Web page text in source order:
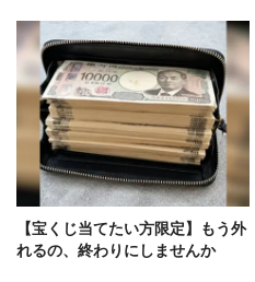
【宝くじ当てたい方限定】もう外
れるの、終わりにしませんか